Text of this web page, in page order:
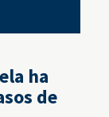
ha
de